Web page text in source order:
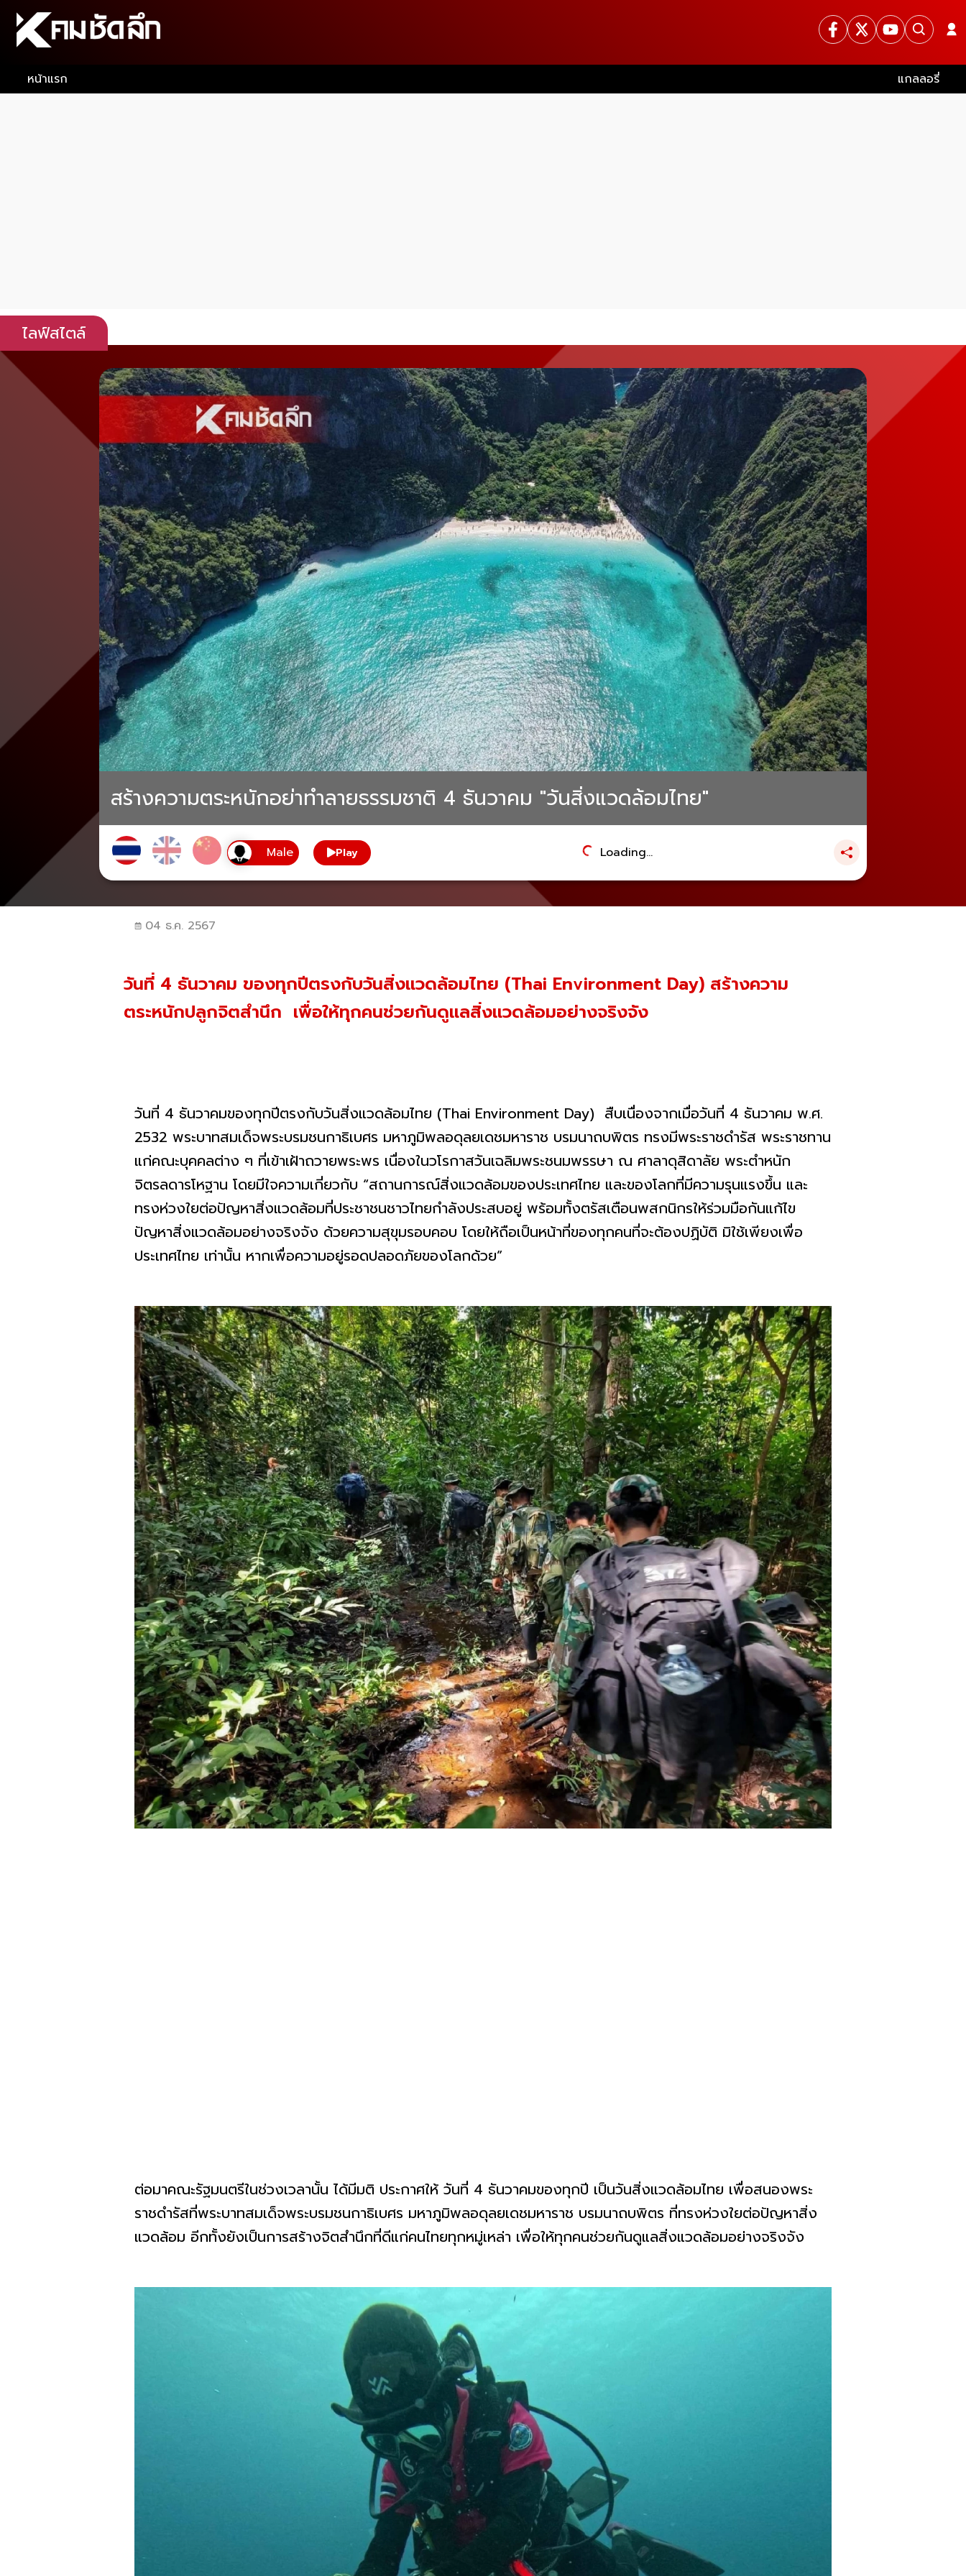
หน้าแรก แกลลอรี่
ไลฟ์สไตล์
สร้างความตระหนักอย่าทำลายธรรมชาติ 4 ธันวาคม "วันสิ่งแวดล้อมไทย"
Play Loading...
04 ธ.ค. 2567
วันที่ 4 ธันวาคม ของทุกปีตรงกับวันสิ่งแวดล้อมไทย (Thai Environment Day) สร้างความ
ตระหนักปลูกจิตสำนึก เพื่อให้ทุกคนช่วยกันดูแลสิ่งแวดล้อมอย่างจริงจัง
วันที่ 4 ธันวาคมของทุกปีตรงกับวันสิ่งแวดล้อมไทย (Thai Environment Day) สืบเนื่องจากเมื่อวันที่ 4 ธันวาคม พ.ศ.
2532 พระบาทสมเด็จพระบรมชนกาธิเบศร มหาภูมิพลอดุลยเดชมหาราช บรมนาถบพิตร ทรงมีพระราชดํารัส พระราชทาน
แก่คณะบุคคลต่าง ๆ ที่เข้าเฝ้าถวายพระพร เนื่องในวโรกาสวันเฉลิมพระชนมพรรษา ณ ศาลาดุสิดาลัย พระตําหนัก
จิตรลดารโหฐาน โดยมีใจความเกี่ยวกับ “สถานการณ์สิ่งแวดล้อมของประเทศไทย และของโลกที่มีความรุนแรงขึ้น และ
ทรงห่วงใยต่อปัญหาสิ่งแวดล้อมที่ประชาชนชาวไทยกําลังประสบอยู่ พร้อมทั้งตรัสเตือนพสกนิกรให้ร่วมมือกันแก้ไข
ปัญหาสิ่งแวดล้อมอย่างจริงจัง ด้วยความสุขุมรอบคอบ โดยให้ถือเป็นหน้าที่ของทุกคนที่จะต้องปฏิบัติ มิใช้เพียงเพื่อ
ประเทศไทย เท่านั้น หากเพื่อความอยู่รอดปลอดภัยของโลกด้วย”
ต่อมาคณะรัฐมนตรีในช่วงเวลานั้น ได้มีมติ ประกาศให้ วันที่ 4 ธันวาคมของทุกปี เป็นวันสิ่งแวดล้อมไทย เพื่อสนองพระ
ราชดำรัสที่พระบาทสมเด็จพระบรมชนกาธิเบศร มหาภูมิพลอดุลยเดชมหาราช บรมนาถบพิตร ที่ทรงห่วงใยต่อปัญหาสิ่ง
แวดล้อม อีกทั้งยังเป็นการสร้างจิตสำนึกที่ดีแก่คนไทยทุกหมู่เหล่า เพื่อให้ทุกคนช่วยกันดูแลสิ่งแวดล้อมอย่างจริงจัง